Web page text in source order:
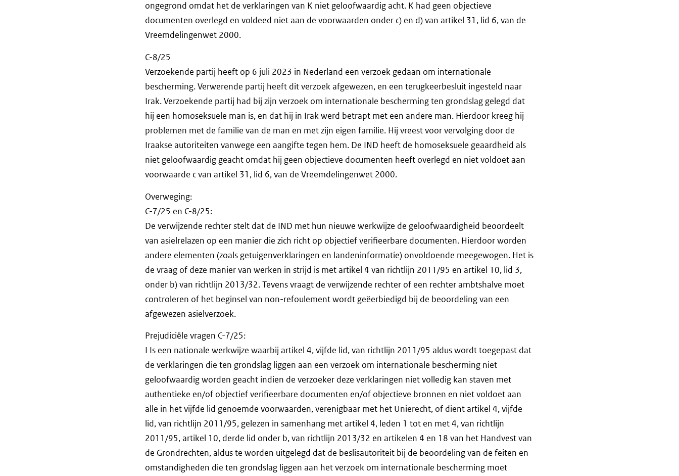
ongegrond omdat het de verklaringen van K niet geloofwaardig acht. K had geen objectieve
documenten overlegd en voldeed niet aan de voorwaarden onder c) en d) van artikel 31, lid 6, van de
Vreemdelingenwet 2000.
C-8/25
Verzoekende partij heeft op 6 juli 2023 in Nederland een verzoek gedaan om internationale
bescherming. Verwerende partij heeft dit verzoek afgewezen, en een terugkeerbesluit ingesteld naar
Irak. Verzoekende partij had bij zijn verzoek om internationale bescherming ten grondslag gelegd dat
hij een homoseksuele man is, en dat hij in Irak werd betrapt met een andere man. Hierdoor kreeg hij
problemen met de familie van de man en met zijn eigen familie. Hij vreest voor vervolging door de
Iraakse autoriteiten vanwege een aangifte tegen hem. De IND heeft de homoseksuele geaardheid als
niet geloofwaardig geacht omdat hij geen objectieve documenten heeft overlegd en niet voldoet aan
voorwaarde c van artikel 31, lid 6, van de Vreemdelingenwet 2000.
Overweging:
C-7/25 en C-8/25:
De verwijzende rechter stelt dat de IND met hun nieuwe werkwijze de geloofwaardigheid beoordeelt
van asielrelazen op een manier die zich richt op objectief verifieerbare documenten. Hierdoor worden
andere elementen (zoals getuigenverklaringen en landeninformatie) onvoldoende meegewogen. Het is
de vraag of deze manier van werken in strijd is met artikel 4 van richtlijn 2011/95 en artikel 10, lid 3,
onder b) van richtlijn 2013/32. Tevens vraagt de verwijzende rechter of een rechter ambtshalve moet
controleren of het beginsel van non-refoulement wordt geëerbiedigd bij de beoordeling van een
afgewezen asielverzoek.
Prejudiciële vragen C-7/25:
I Is een nationale werkwijze waarbij artikel 4, vijfde lid, van richtlijn 2011/95 aldus wordt toegepast dat
de verklaringen die ten grondslag liggen aan een verzoek om internationale bescherming niet
geloofwaardig worden geacht indien de verzoeker deze verklaringen niet volledig kan staven met
authentieke en/of objectief verifieerbare documenten en/of objectieve bronnen en niet voldoet aan
alle in het vijfde lid genoemde voorwaarden, verenigbaar met het Unierecht, of dient artikel 4, vijfde
lid, van richtlijn 2011/95, gelezen in samenhang met artikel 4, leden 1 tot en met 4, van richtlijn
2011/95, artikel 10, derde lid onder b, van richtlijn 2013/32 en artikelen 4 en 18 van het Handvest van
de Grondrechten, aldus te worden uitgelegd dat de beslisautoriteit bij de beoordeling van de feiten en
omstandigheden die ten grondslag liggen aan het verzoek om internationale bescherming moet